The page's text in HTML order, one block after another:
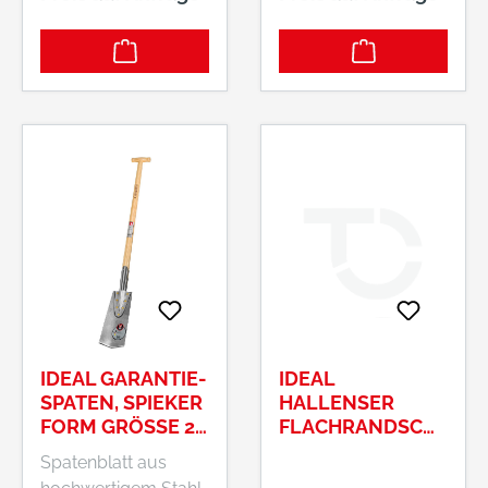
IDEAL GARANTIE-
SPATEN, SPIEKER
FORM GRÖSSE 2, P
OLIERT MIT G
EBOGENEM E
Spatenblatt aus
IDEAL
HALLENSER
FLACHRANDSCH